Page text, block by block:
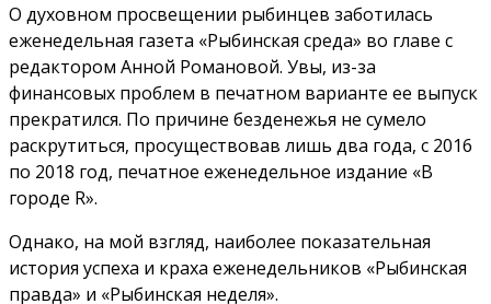
О духовном просвещении рыбинцев заботилась
еженедельная газета «Рыбинская среда» во главе с
редактором Анной Романовой. Увы, из-за
финансовых проблем в печатном варианте ее выпуск
прекратился. По причине безденежья не сумело
раскрутиться, просуществовав лишь два года, с 2016
по 2018 год, печатное еженедельное издание «В
городе R».
Однако, на мой взгляд, наиболее показательная
история успеха и краха еженедельников «Рыбинская
правда» и «Рыбинская неделя».